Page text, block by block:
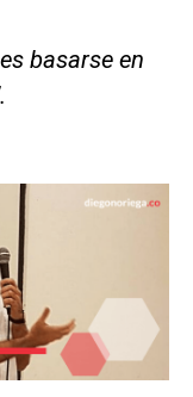
basarse en